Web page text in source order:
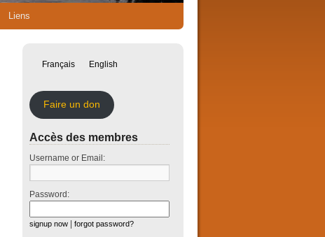
Liens
Français English
Faire un don
Accès des membres
Username or Email:
Password:
signup now | forgot password?